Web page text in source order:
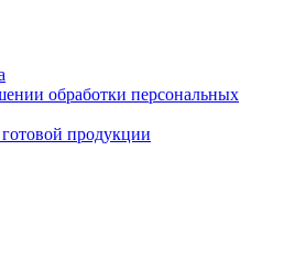
обработки персональных
продукции